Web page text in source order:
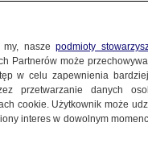
my, naszepodmioty
Partnerów może
w celu zapewnienia
przetwarzanie danych
cookie. Użytkownik może
interes w dowolnym